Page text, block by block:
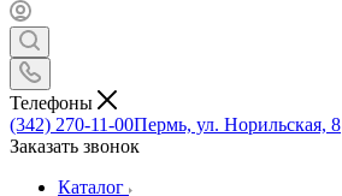
Телефоны
(342) 270-11-00Пермь, ул. Норильская, 8
Заказать звонок
Каталог